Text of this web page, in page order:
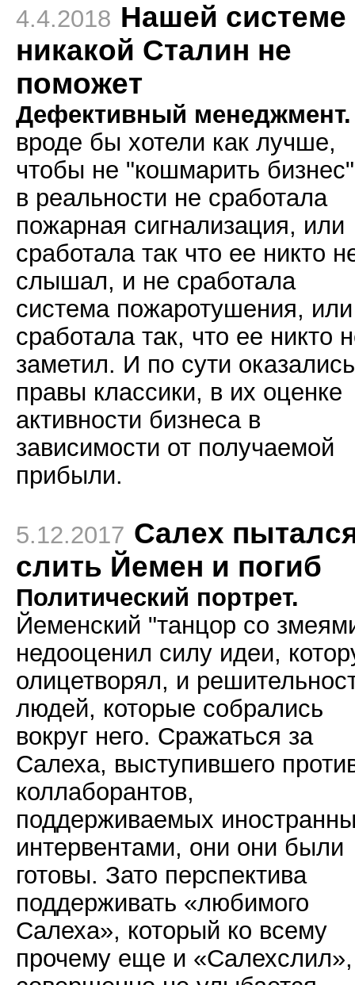
4.4.2018 Нашей системе
никакой Сталин не
поможет
Дефективный менеджмент.
вроде бы хотели как лучше,
чтобы не "кошмарить
в реальности не сработала
пожарная сигнализация, или
сработала так что ее никто
слышал, и не сработала
система пожаротушения, или
сработала так, что ее никто
заметил. И по сути оказались
правы классики, в их оценке
активности бизнеса в
зависимости от получаемой
прибыли.
5.12.2017 Салех
слить Йемен и погиб
Политический портрет.
Йеменский "танцор со
недооценил силу идеи,
олицетворял, и
людей, которые собрались
вокруг него. Сражаться за
Салеха, выступившего
коллаборантов,
поддерживаемых
интервентами, они они были
готовы. Зато перспектива
поддерживать «любимого
Салеха», который ко всему
прочему еще и